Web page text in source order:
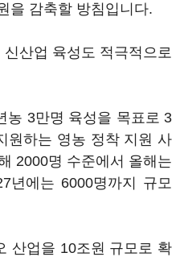
을 감축할 방침입니다.
산업 육성도 적극적으로
농 3만명 육성을 목표로 3
원하는 영농 정착 지원 사
2000명 수준에서 올해는
년에는 6000명까지 규모
산업을 10조원 규모로 확